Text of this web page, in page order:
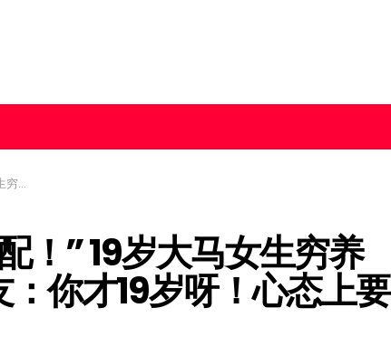
一点！
！” 19岁大马女生穷养
你才19岁呀！心态上要